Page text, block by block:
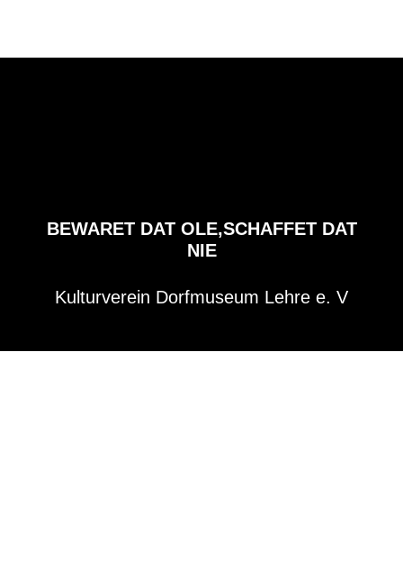
BEWARET DAT OLE,SCHAFFET DAT
NIE
Kulturverein Dorfmuseum Lehre e. V